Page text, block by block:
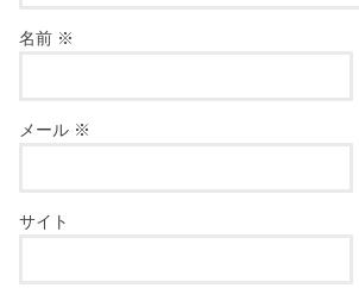
名前 ※
メール ※
サイト